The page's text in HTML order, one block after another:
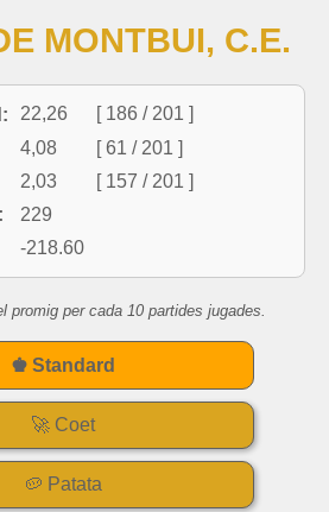
MONTBUI, C.E.
22,26
[ 186 / 201 ]
4,08
[ 61 / 201 ]
2,03
[ 157 / 201 ]
229
-218.60
promig per cada 10 partides jugades.
♚ Standard
🚀 Coet
🥔 Patata